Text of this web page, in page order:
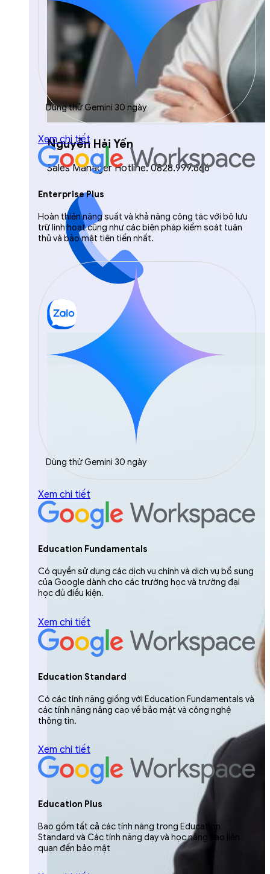
Nguyễn Hải Yến
Sales Manager Hotline: 0828.999.666
Dùng thử Gemini 30 ngày
Xem chi tiết
Enterprise Plus
Hoàn thiện năng suất và khả năng cộng tác với bộ lưu
trữ linh hoạt cũng như các biện pháp kiểm soát tuân
thủ và bảo mật tiên tiến nhất.
Dùng thử Gemini 30 ngày
Xem chi tiết
Education Fundamentals
Có quyền sử dụng các dịch vụ chính và dịch vụ bổ sung
của Google dành cho các trường học và trường đại
học đủ điều kiện.
Xem chi tiết
Education Standard
Có các tính năng giống với Education Fundamentals và
các tính năng nâng cao về bảo mật và công nghệ
thông tin.
Xem chi tiết
Education Plus
Bao gồm tất cả các tính năng trong Education
Standard và Các tính năng dạy và học nâng cao liên
quan đến bảo mật